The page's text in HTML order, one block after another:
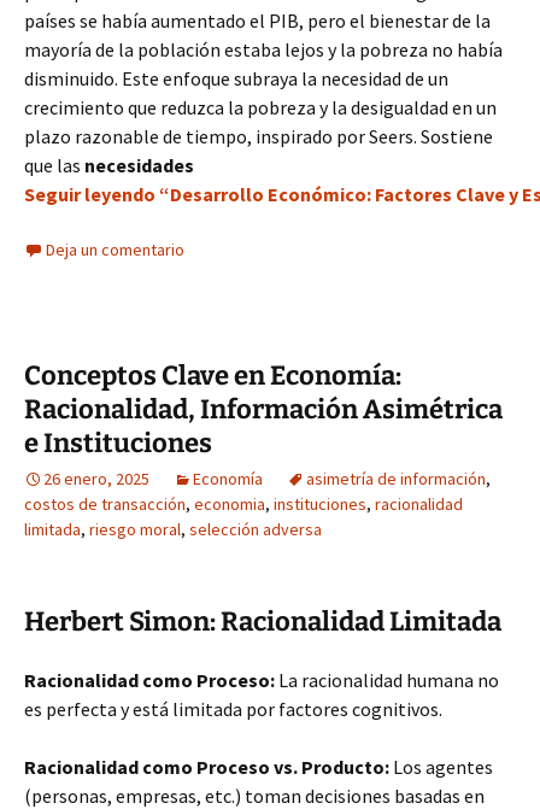
países se había aumentado el PIB, pero el bienestar de la
mayoría de la población estaba lejos y la pobreza no había
disminuido. Este enfoque subraya la necesidad de un
crecimiento que reduzca la pobreza y la desigualdad en un
plazo razonable de tiempo, inspirado por Seers. Sostiene
que las necesidades
Seguir leyendo “Desarrollo Económico: Factores Clave y
Deja un comentario
Conceptos Clave en Economía:
Racionalidad, Información Asimétrica
e Instituciones
26 enero, 2025 Economía asimetría de información,
costos de transacción, economia, instituciones, racionalidad
limitada, riesgo moral, selección adversa
Herbert Simon: Racionalidad Limitada
Racionalidad como Proceso: La racionalidad humana no
es perfecta y está limitada por factores cognitivos.
Racionalidad como Proceso vs. Producto: Los agentes
(personas, empresas, etc.) toman decisiones basadas en